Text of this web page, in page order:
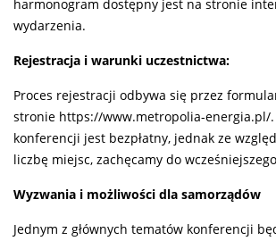
harmonogram dostępny jest na stronie
wydarzenia.
Rejestracja i warunki uczestnictwa:
Proces rejestracji odbywa się przez
stronie https://www.metropolia-energia.pl/.
konferencji jest bezpłatny, jednak ze
liczbę miejsc, zachęcamy do
Wyzwania i możliwości dla samorządów
Jednym z głównych tematów konferencji